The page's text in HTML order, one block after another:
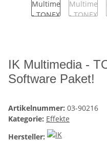
IK Multimedia -
Software Paket!
Artikelnummer: 03-90216
Kategorie: Effekte
Hersteller: